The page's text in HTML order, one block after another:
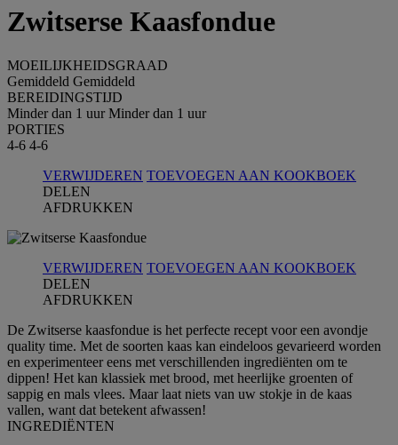
Zwitserse Kaasfondue
MOEILIJKHEIDSGRAAD
Gemiddeld Gemiddeld
BEREIDINGSTIJD
Minder dan 1 uur Minder dan 1 uur
PORTIES
4-6 4-6
VERWIJDEREN TOEVOEGEN AAN KOOKBOEK
DELEN
AFDRUKKEN
VERWIJDEREN TOEVOEGEN AAN KOOKBOEK
DELEN
AFDRUKKEN
De Zwitserse kaasfondue is het perfecte recept voor een avondje
quality time. Met de soorten kaas kan eindeloos gevarieerd worden
en experimenteer eens met verschillenden ingrediënten om te
dippen! Het kan klassiek met brood, met heerlijke groenten of
sappig en mals vlees. Maar laat niets van uw stokje in de kaas
vallen, want dat betekent afwassen!
INGREDIЁNTEN